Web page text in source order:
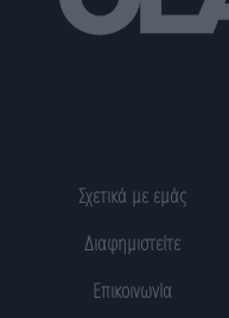
Σχετικά με εμάς
Διαφημιστείτε
Επικοινωνία